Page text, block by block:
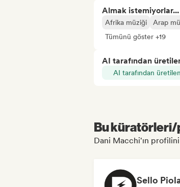
Almak istemiyorlar...
Afrika müziği Arap
Tümünü göster +19
AI tarafından
AI tarafından
Bu
Dani Macchi'ın
Sello